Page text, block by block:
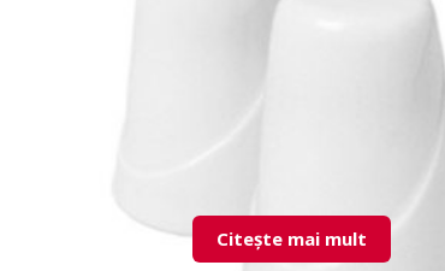
Citește mai mult